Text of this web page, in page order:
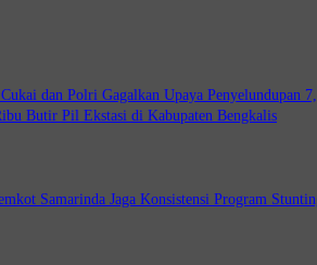
dan Polri Gagalkan Upaya Penyelundupan
Butir Pil Ekstasi di Kabupaten Bengkalis
Samarinda Jaga Konsistensi Program